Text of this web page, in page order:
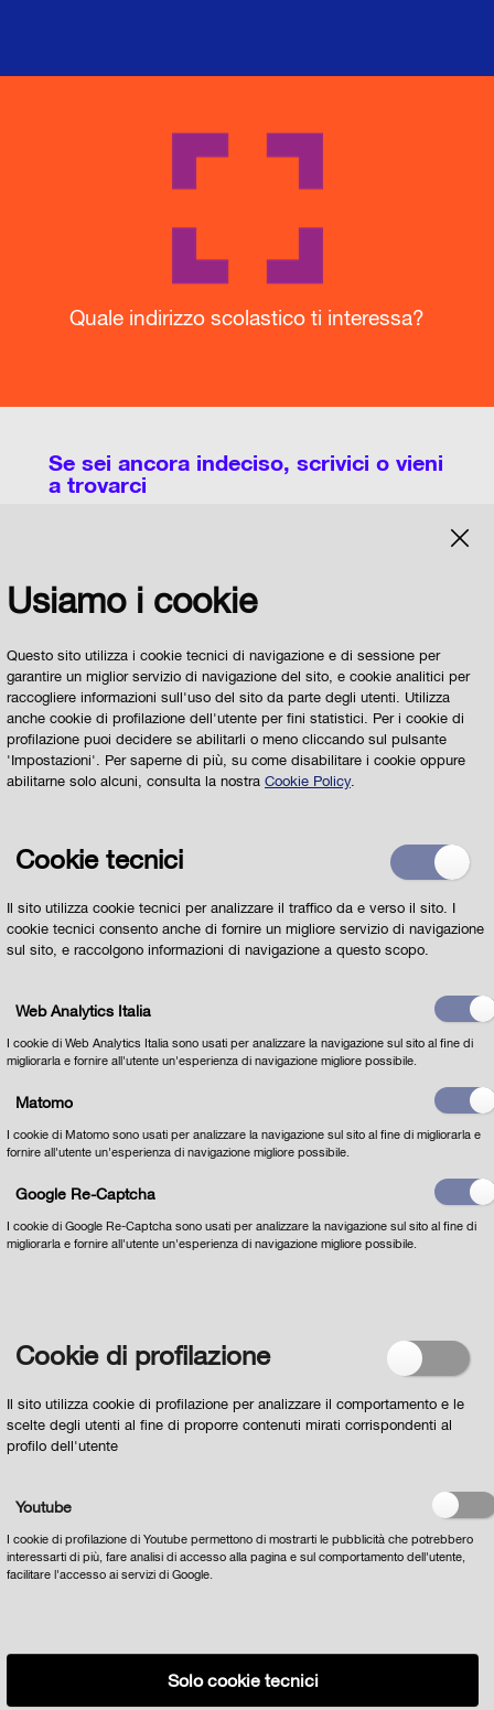
Quale indirizzo scolastico ti interessa?
Se sei ancora indeciso, scrivici o vieni
a trovarci
informazioni sull'organizzazione dei Licei, degli
IeFP a Parma e sulle modalità di scelta della
Scuola
IlServizio per la Scuola del Comune di Parma
risponderà alle vostre domande
Dichiaro di aver lettol'INFORMATIVA per il
Privacy Cookie policy Note Legali tutte le notizie
Usiamo i cookie
Questo sito utilizza i cookie tecnici di navigazione e di sessione per
garantire un miglior servizio di navigazione del sito, e cookie analitici per
raccogliere informazioni sull'uso del sito da parte degli utenti. Utilizza
anche cookie di profilazione dell'utente per fini statistici. Per i cookie di
profilazione puoi decidere se abilitarli o meno cliccando sul pulsante
'Impostazioni'. Per saperne di più, su come disabilitare i cookie oppure
abilitarne solo alcuni, consulta la nostra Cookie Policy.
Cookie tecnici
Il sito utilizza cookie tecnici per analizzare il traffico da e verso il sito. I
cookie tecnici consento anche di fornire un migliore servizio di navigazione
sul sito, e raccolgono informazioni di navigazione a questo scopo.
Web Analytics Italia
I cookie di Web Analytics Italia sono usati per analizzare la navigazione sul sito al fine di
migliorarla e fornire all'utente un'esperienza di navigazione migliore possibile.
Matomo
I cookie di Matomo sono usati per analizzare la navigazione sul sito al fine di migliorarla e
fornire all'utente un'esperienza di navigazione migliore possibile.
Google Re-Captcha
I cookie di Google Re-Captcha sono usati per analizzare la navigazione sul sito al fine di
migliorarla e fornire all'utente un'esperienza di navigazione migliore possibile.
Cookie di profilazione
Il sito utilizza cookie di profilazione per analizzare il comportamento e le
scelte degli utenti al fine di proporre contenuti mirati corrispondenti al
profilo dell'utente
Youtube
I cookie di profilazione di Youtube permettono di mostrarti le pubblicità che potrebbero
interessarti di più, fare analisi di accesso alla pagina e sul comportamento dell'utente,
facilitare l'accesso ai servizi di Google.
Solo cookie tecnici